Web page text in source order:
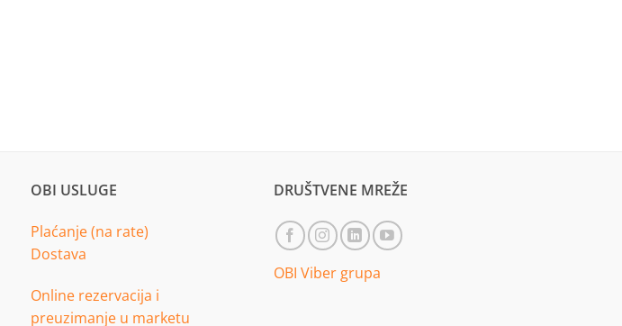
OBI USLUGE
Plaćanje (na rate)
Dostava
Online rezervacija i
preuzimanje u marketu
DRUŠTVENE MREŽE
OBI Viber grupa